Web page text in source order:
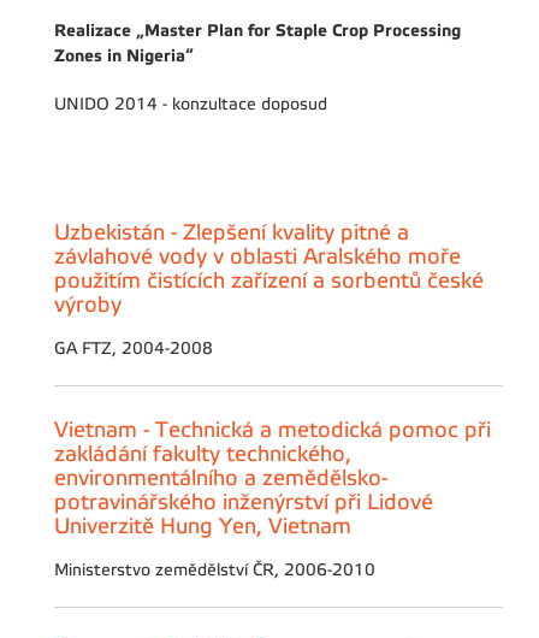
Realizace „Master Plan for Staple Crop Processing
Zones in Nigeria“
UNIDO 2014 - konzultace doposud
Uzbekistán - Zlepšení kvality pitné a
závlahové vody v oblasti Aralského moře
použitím čistících zařízení a sorbentů české
výroby
GA FTZ, 2004-2008
Vietnam - Technická a metodická pomoc při
zakládání fakulty technického,
environmentálního a zemědělsko-
potravinářského inženýrství při Lidové
Univerzitě Hung Yen, Vietnam
Ministerstvo zemědělství ČR, 2006-2010